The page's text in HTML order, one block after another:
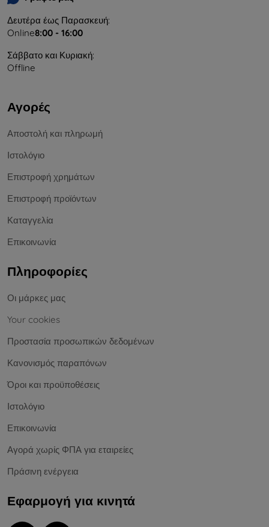
Δευτέρα έως Παρασκευή:
Online8:00 - 16:00
Σάββατο και Κυριακή:
Offline
Αγορές
Αποστολή και πληρωμή
Ιστολόγιο
Επιστροφή χρημάτων
Επιστροφή προϊόντων
Καταγγελία
Επικοινωνία
Πληροφορίες
Οι μάρκες μας
Your cookies
Προστασία προσωπικών δεδομένων
Κανονισμός παραπόνων
Όροι και προϋποθέσεις
Ιστολόγιο
Επικοινωνία
Αγορά χωρίς ΦΠΑ για εταιρείες
Πράσινη ενέργεια
Εφαρμογή για κινητά